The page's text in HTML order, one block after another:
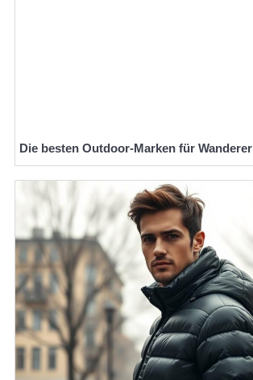
Die besten Outdoor-Marken für Wanderer